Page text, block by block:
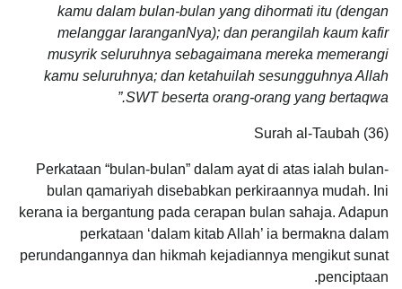
kamu dalam bulan-bulan yang dihormati itu (dengan
melanggar laranganNya); dan perangilah kaum kafir
musyrik seluruhnya sebagaimana mereka memerangi
kamu seluruhnya; dan ketahuilah sesungguhnya Allah
SWT beserta orang-orang yang bertaqwa.”
Surah al-Taubah (36)
Perkataan “bulan-bulan” dalam ayat di atas ialah bulan-
bulan qamariyah disebabkan perkiraannya mudah. Ini
kerana ia bergantung pada cerapan bulan sahaja. Adapun
perkataan ‘dalam kitab Allah’ ia bermakna dalam
perundangannya dan hikmah kejadiannya mengikut sunat
penciptaan.